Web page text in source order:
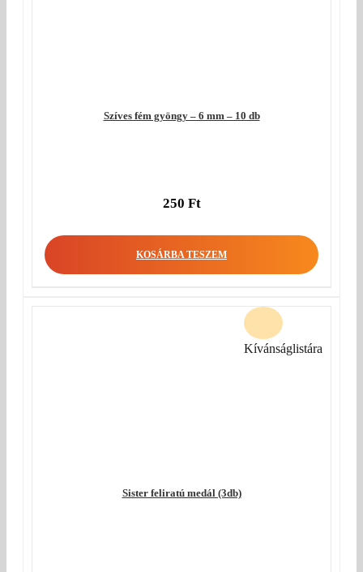
Szíves fém gyöngy – 6 mm – 10 db
250 Ft
KOSÁRBA TESZEM
Sister feliratú medál (3db)
Kívánságlistára